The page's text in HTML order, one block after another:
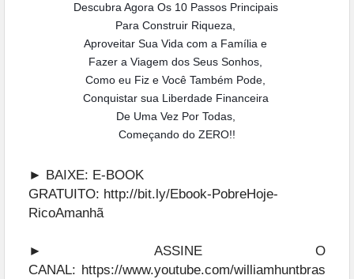
Descubra Agora Os 10 Passos Principais
Para Construir Riqueza,
Aproveitar Sua Vida com a Família e
Fazer a Viagem dos Seus Sonhos,
Como eu Fiz e Você Também Pode,
Conquistar sua Liberdade Financeira
De Uma Vez Por Todas,
Começando do ZERO!!
► BAIXE: E-BOOK
GRATUITO: http://bit.ly/Ebook-PobreHoje-
RicoAmanhã
► ASSINE O
CANAL: https://www.youtube.com/williamhuntbras